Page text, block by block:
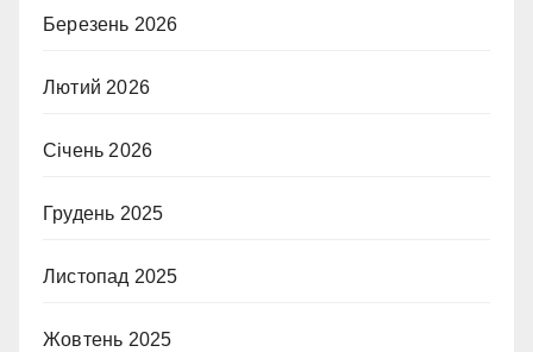
Березень 2026
Лютий 2026
Січень 2026
Грудень 2025
Листопад 2025
Жовтень 2025